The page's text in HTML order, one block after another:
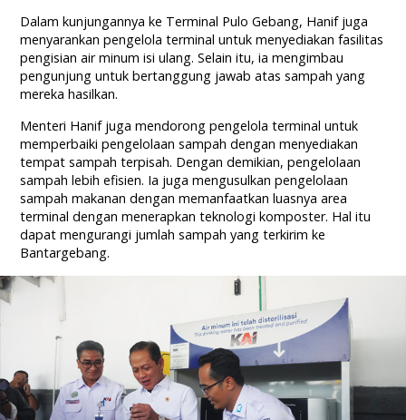
Dalam kunjungannya ke Terminal Pulo Gebang, Hanif juga
menyarankan pengelola terminal untuk menyediakan fasilitas
pengisian air minum isi ulang. Selain itu, ia mengimbau
pengunjung untuk bertanggung jawab atas sampah yang
mereka hasilkan.
Menteri Hanif juga mendorong pengelola terminal untuk
memperbaiki pengelolaan sampah dengan menyediakan
tempat sampah terpisah. Dengan demikian, pengelolaan
sampah lebih efisien. Ia juga mengusulkan pengelolaan
sampah makanan dengan memanfaatkan luasnya area
terminal dengan menerapkan teknologi komposter. Hal itu
dapat mengurangi jumlah sampah yang terkirim ke
Bantargebang.